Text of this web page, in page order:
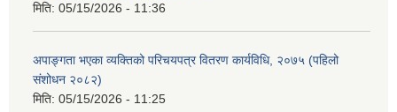
मिति: 05/15/2026 - 11:36
अपाङ्गता भएका व्यक्तिको परिचयपत्र वितरण कार्यविधि, २०७५ (पहिलो
संशोधन २०८२)
मिति: 05/15/2026 - 11:25